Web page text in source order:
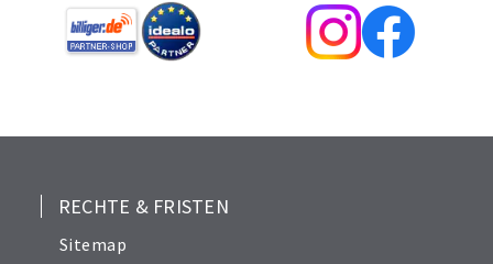
RECHTE & FRISTEN
Sitemap